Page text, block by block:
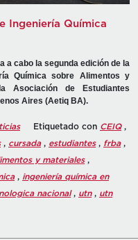
Ingeniería Química
a cabo la segunda edición de la
Química sobre Alimentos y
Asociación de Estudiantes
Aires (Aetiq BA).
Etiquetado con CEIQ,
, cursada, estudiantes, frba,
y materiales,
, ingeniería química en
nacional, utn, utn